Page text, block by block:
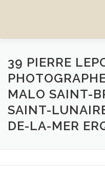
ACCUEIL
RÉSERVATION
39 PIERRE
MALO SAINT-
SAINT-
DE-LA-MER